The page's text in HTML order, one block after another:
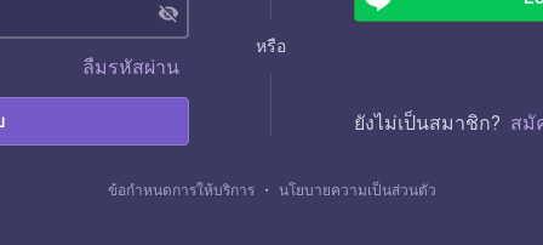
visibility_off
ลืมรหัสผ่าน
หรือ
ยังไม่เป็นสมาชิก? สมั
ข้อกำหนดการให้บริการ ・ นโยบายความเป็นส่วนตัว